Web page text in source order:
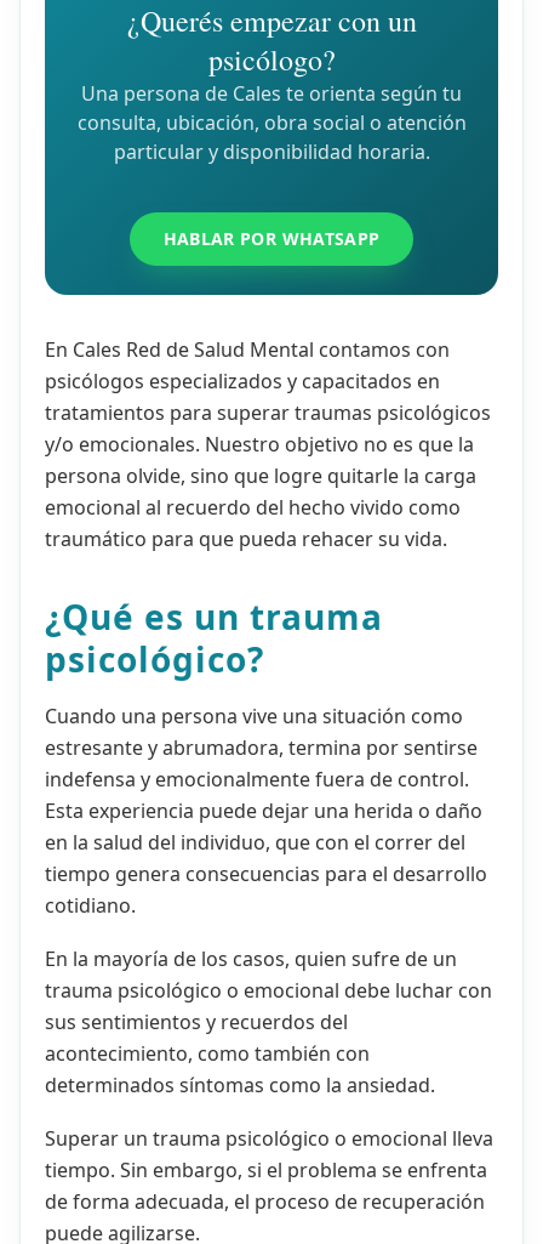
¿Querés empezar con un
psicólogo?
Una persona de Cales te orienta según tu
consulta, ubicación, obra social o atención
particular y disponibilidad horaria.
HABLAR POR WHATSAPP
En Cales Red de Salud Mental contamos con
psicólogos especializados y capacitados en
tratamientos para superar traumas psicológicos
y/o emocionales. Nuestro objetivo no es que la
persona olvide, sino que logre quitarle la carga
emocional al recuerdo del hecho vivido como
traumático para que pueda rehacer su vida.
¿Qué es un trauma
psicológico?
Cuando una persona vive una situación como
estresante y abrumadora, termina por sentirse
indefensa y emocionalmente fuera de control.
Esta experiencia puede dejar una herida o daño
en la salud del individuo, que con el correr del
tiempo genera consecuencias para el desarrollo
cotidiano.
En la mayoría de los casos, quien sufre de un
trauma psicológico o emocional debe luchar con
sus sentimientos y recuerdos del
acontecimiento, como también con
determinados síntomas como la ansiedad.
Superar un trauma psicológico o emocional lleva
tiempo. Sin embargo, si el problema se enfrenta
de forma adecuada, el proceso de recuperación
puede agilizarse.